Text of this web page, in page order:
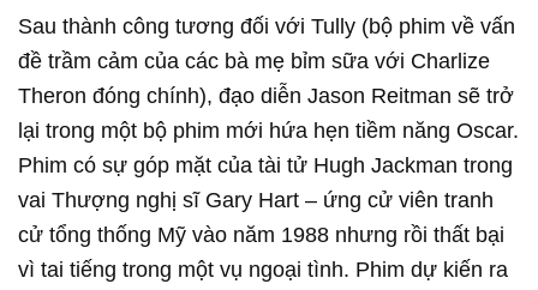
Sau thành công tương đối với Tully (bộ phim về vấn
đề trầm cảm của các bà mẹ bỉm sữa với Charlize
Theron đóng chính), đạo diễn Jason Reitman sẽ trở
lại trong một bộ phim mới hứa hẹn tiềm năng Oscar.
Phim có sự góp mặt của tài tử Hugh Jackman trong
vai Thượng nghị sĩ Gary Hart – ứng cử viên tranh
cử tổng thống Mỹ vào năm 1988 nhưng rồi thất bại
vì tai tiếng trong một vụ ngoại tình. Phim dự kiến ra